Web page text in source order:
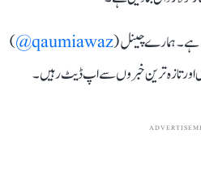
ہے۔ ہمارے چینل (qaumiawaz@
)
تازہ ترین خبروں سے اپ ڈیٹ رہیں۔